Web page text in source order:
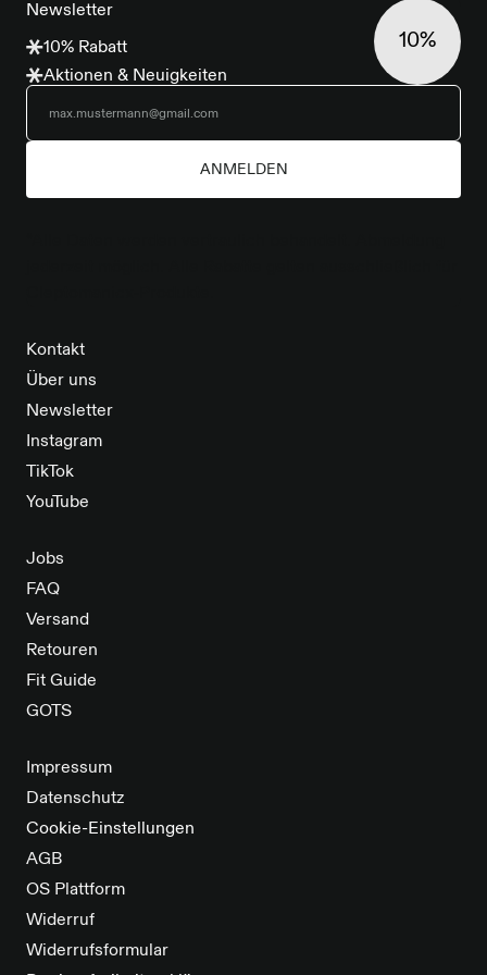
brauchen.
Kontakt
Über uns
Newsletter
Instagram
TikTok
YouTube
Jobs
FAQ
Versand
Retouren
Fit Guide
GOTS
Impressum
Datenschutz
Cookie-Einstellungen
AGB
OS Plattform
Widerruf
Widerrufsformular
Newsletter
10% Rabatt
Aktionen & Neuigkeiten
ANMELDEN
10%